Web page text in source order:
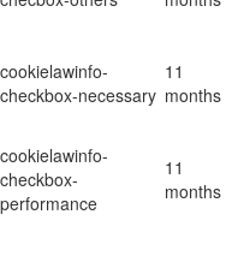
cookielawinfo-
checkbox-necessary
11
months
cookielawinfo-
checkbox-
performance
11
months